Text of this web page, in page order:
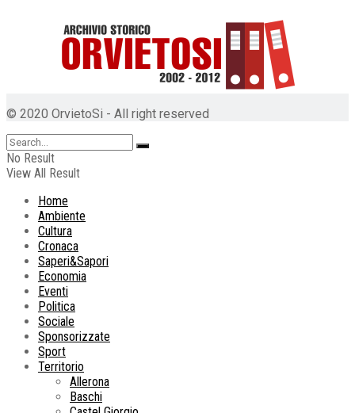
© 2020 OrvietoSi - All right reserved
No Result
View All Result
Home
Ambiente
Cultura
Cronaca
Saperi&Sapori
Economia
Eventi
Politica
Sociale
Sponsorizzate
Sport
Territorio
Allerona
Baschi